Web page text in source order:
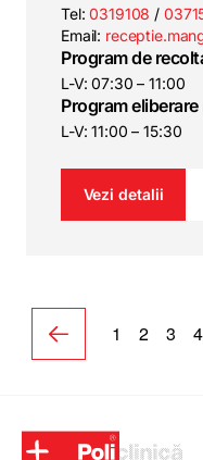
Tel:0319108 /
Email:
Program de
L-V: 07:30 – 11:00
Program
L-V: 11:00 – 15:30
Vezi detalii
1 2 3 4